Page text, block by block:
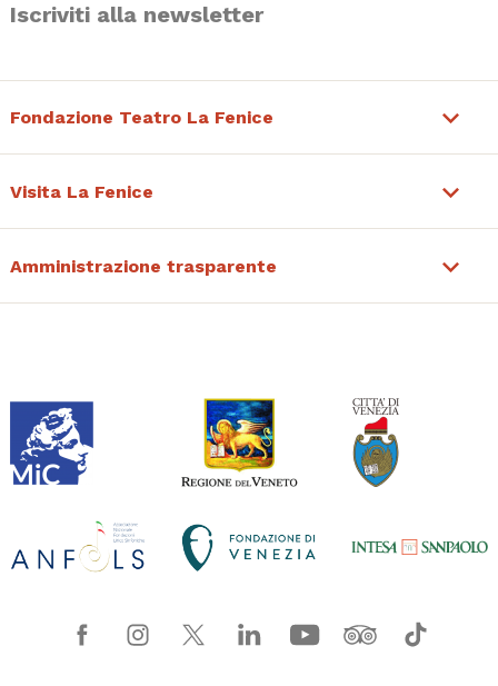
Iscriviti alla newsletter
Fondazione Teatro La Fenice
Visita La Fenice
Amministrazione trasparente